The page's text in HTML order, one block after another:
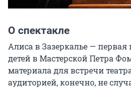
О спектакле
Алиса в Зазеркалье — первая
детей в Мастерской Петра
материала для встречи
аудиторией, конечно, не